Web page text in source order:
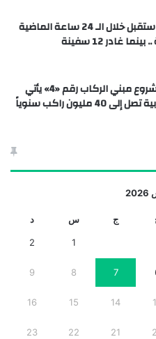
ميناء_دمياط استقبل خلال الـ 24 ساعة الماضية
وزير الطيران: مشروع مبني الركاب رقم «4» يأتي
مليون راكب سنوياً
ج س د
1
2
7
8
9
14
15
16
21
22
23